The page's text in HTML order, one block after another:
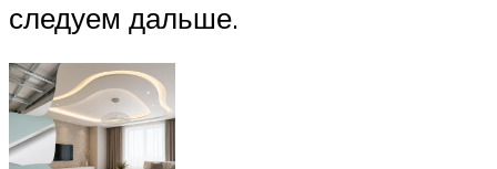
следуем дальше.